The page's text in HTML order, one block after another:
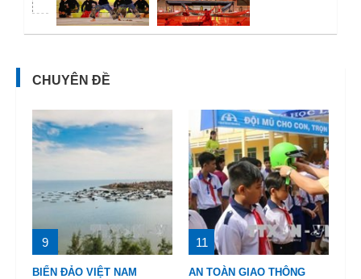
CHUYÊN ĐỀ
9
BIỂN ĐẢO VIỆT NAM
11
AN TOÀN GIAO THÔNG